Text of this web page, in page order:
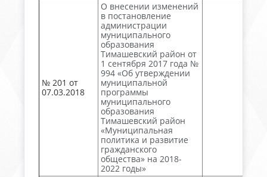
№ 201 от
07.03.2018
О внесении изменений
в постановление
администрации
муниципального
образования
Тимашевский район от
1 сентября 2017 года №
994 «Об утверждении
муниципальной
программы
муниципального
образования
Тимашевский район
«Муниципальная
политика и развитие
гражданского
общества» на 2018-
2022 годы»